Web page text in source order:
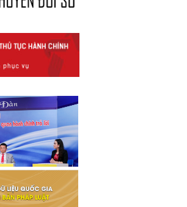
tải biểu mẫu báo cáo kết quả 06 năm
số 18-NQ/TW và Nghị quyết số 19-
của Bộ trưởng Bộ Nội vụ nhân dịp kỷ
thành lập Bộ Nội vụ, Ngày truyền
chức nhà nước (28/8/1945-28/8/2023)
đăng tải Bộ câu hỏi và gợi ý trả lời Hội
năm 2023